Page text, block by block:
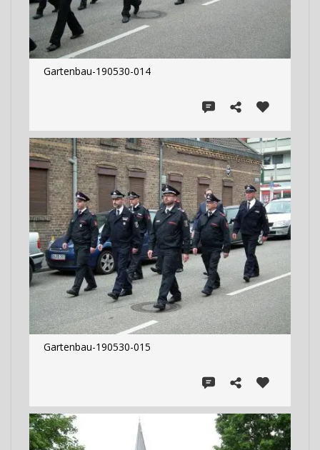
Gartenbau-190530-014
Gartenbau-190530-015